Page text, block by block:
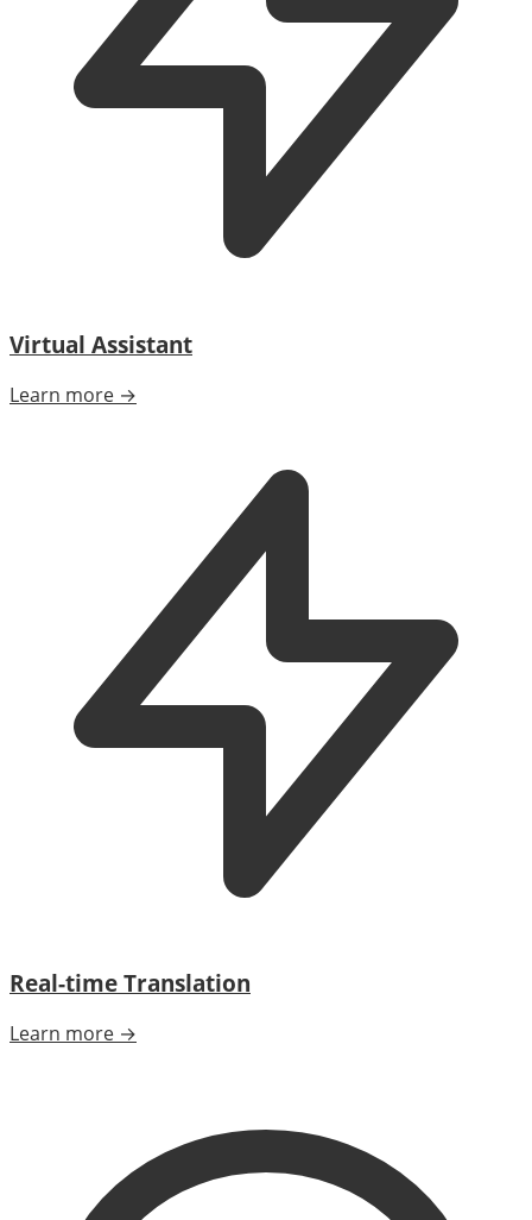
Virtual Assistant
Learn more →
Real-time Translation
Learn more →